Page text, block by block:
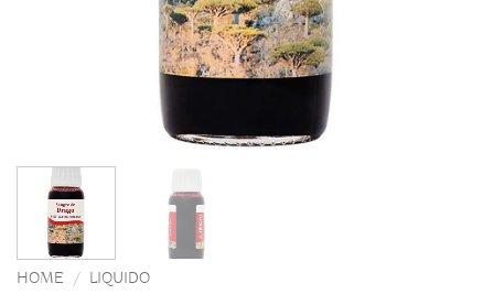
HOME / LIQUIDO